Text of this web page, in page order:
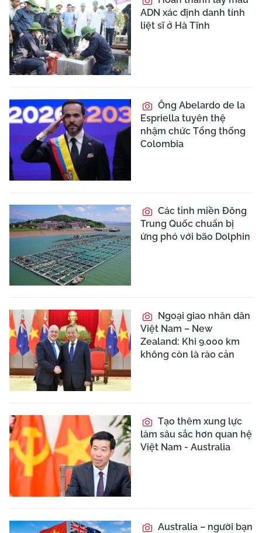
ADN xác định danh tính
liệt sĩ ở Hà Tĩnh
Ông Abelardo de la
Espriella tuyên thệ
nhậm chức Tổng thống
Colombia
Các tỉnh miền Đông
Trung Quốc chuẩn bị
ứng phó với bão Dolphin
Ngoại giao nhân dân
Việt Nam – New
Zealand: Khi 9.000 km
không còn là rào cản
Tạo thêm xung lực
làm sâu sắc hơn quan hệ
Việt Nam - Australia
Australia – người bạn